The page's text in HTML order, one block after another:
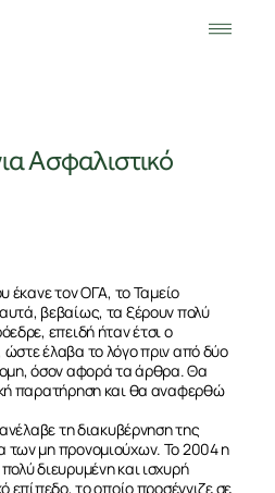
Ασφαλιστικό
έκανε τον ΟΓΑ, το Ταμείο
βεβαίως, τα ξέρουν πολύ
επειδή ήταν έτσι ο
έλαβα το λόγο πριν από δύο
όσον αφορά τα άρθρα. Θα
παρατήρηση και θα αναφερθώ
τη διακυβέρνηση της
μη προνομιούχων. Το 2004 η
διευρυμένη και ισχυρή
επίπεδο, το οποίο προσέγγιζε σε